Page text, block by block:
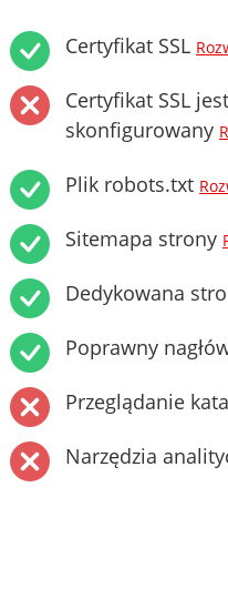
Certyfikat SSL
Certyfikat SSL
skonfigurowany
Plik robots.txt
Sitemapa strony
Dedykowana
Poprawny
Przeglądanie
Narzędzia